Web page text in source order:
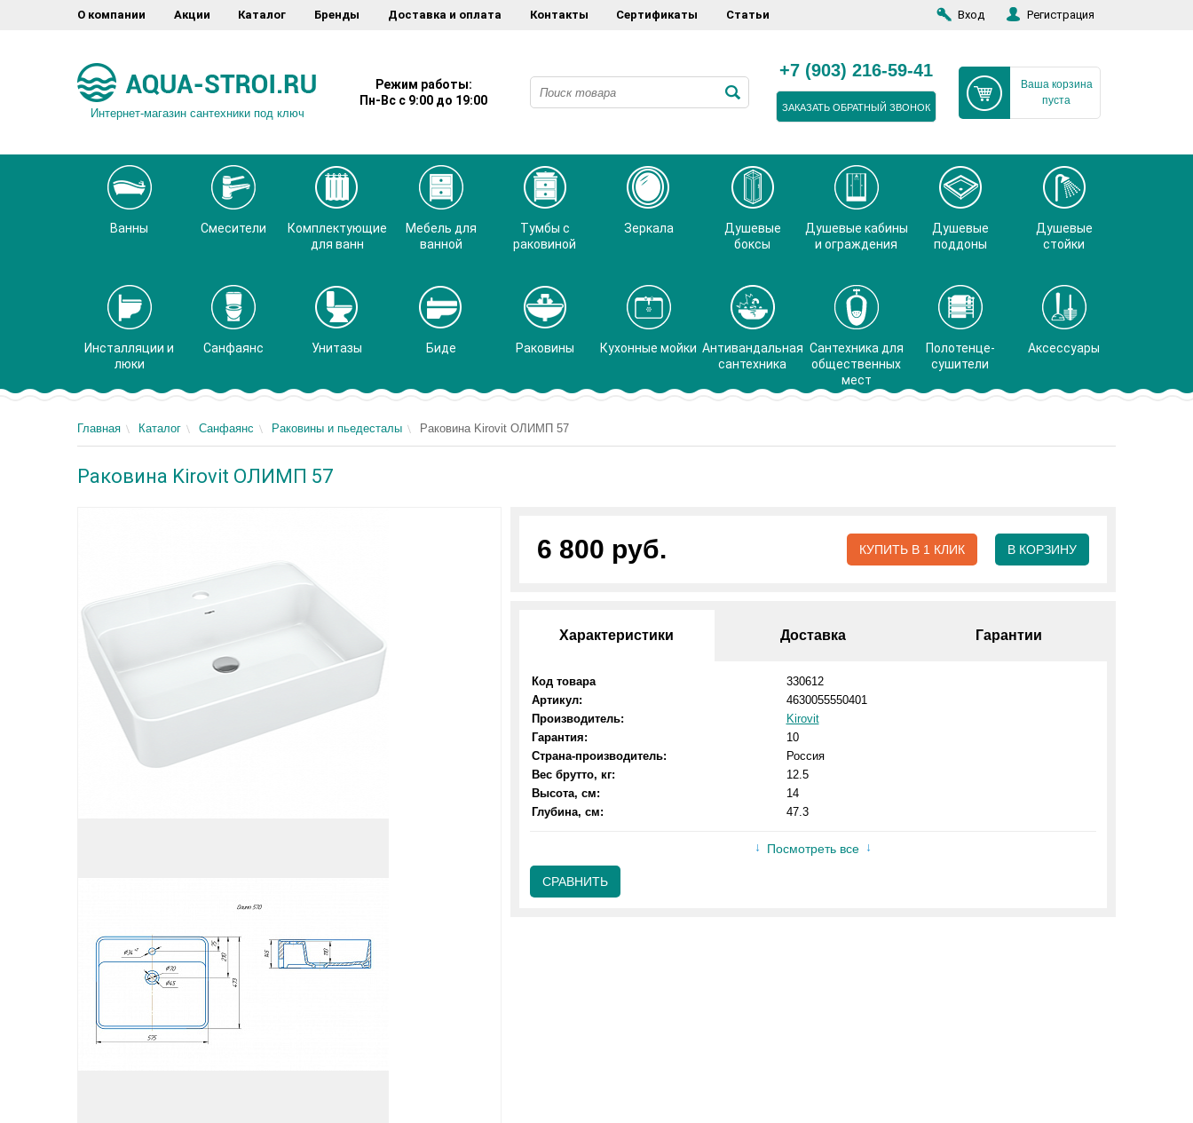
О компании Акции Каталог Бренды Доставка и оплата Контакты Сертификаты Статьи Вход Регистрация
Интернет-магазин сантехники под ключ
Режим работы:
Пн-Вс с 9:00 до 19:00
+7 (903) 216-59-41
ЗАКАЗАТЬ ОБРАТНЫЙ ЗВОНОК
Ваша корзина
пуста
Ванны Смесители
Комплектующие
для ванн
Мебель для
ванной
Тумбы с
раковиной
Зеркала
Душевые
боксы
Душевые кабины
и ограждения
Душевые
поддоны
Душевые
стойки
Инсталляции и
люки
Санфаянс Унитазы Биде Раковины Кухонные мойки Антивандальная
сантехника
Сантехника для
общественных
мест
Полотенце-
сушители
Аксессуары
Главная Каталог Санфаянс Раковины и пьедесталы Раковина Kirovit ОЛИМП 57
Раковина Kirovit ОЛИМП 57
6 800 руб. КУПИТЬ В 1 КЛИК В КОРЗИНУ
Характеристики Доставка Гарантии
Код товара
330612
Артикул:
4630055550401
Производитель:
Kirovit
Гарантия:
10
Страна-производитель:
Россия
Вес брутто, кг:
12.5
Высота, см:
14
Глубина, см:
47.3
Посмотреть все
СРАВНИТЬ